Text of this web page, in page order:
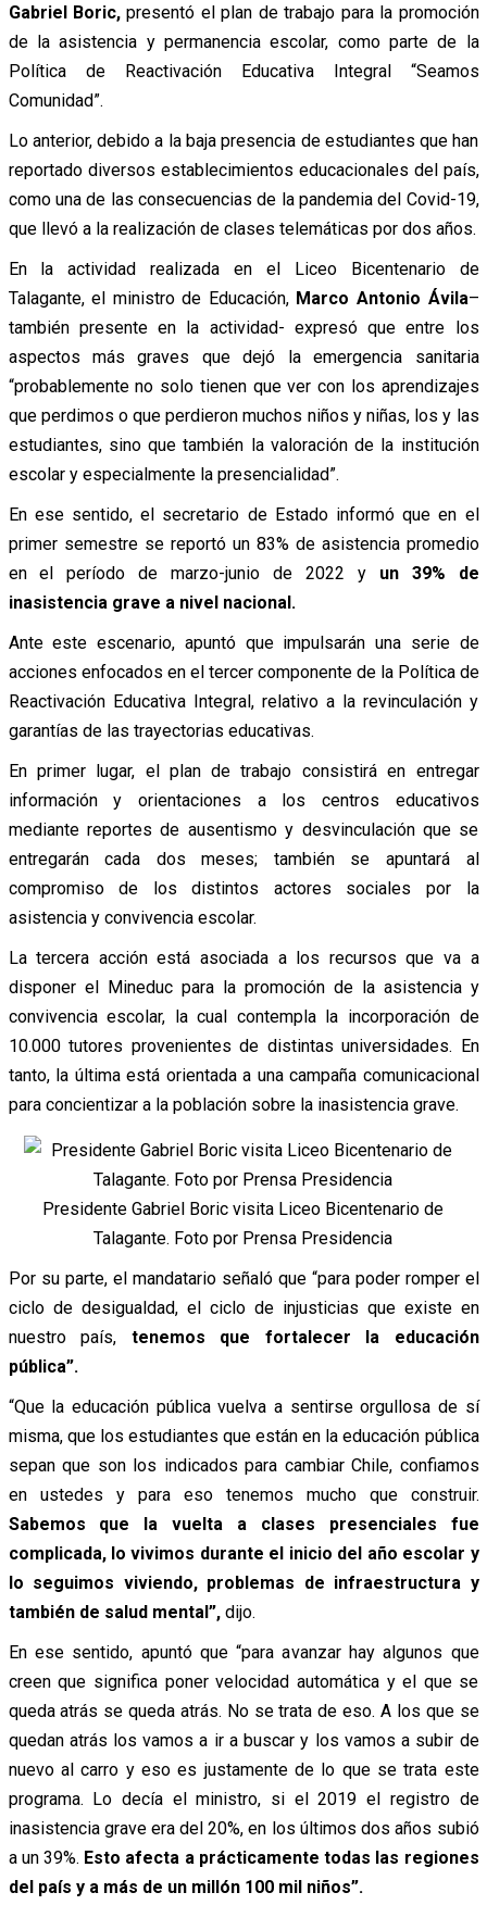
Gabriel Boric,presentó el plan de trabajo para la promoción
de la asistencia y permanencia escolar, como parte de la
Política de Reactivación Educativa Integral “Seamos
Comunidad”.
Lo anterior, debido a la baja presencia de estudiantes que han
reportado diversos establecimientos educacionales del país,
como una de las consecuencias de la pandemia del Covid-19,
que llevó a la realización de clases telemáticas por dos años.
En la actividad realizada en el Liceo Bicentenario de
Talagante, el ministro de Educación, Marco Antonio Ávila–
también presente en la actividad- expresó que entre los
aspectos más graves que dejó la emergencia sanitaria
“probablemente no solo tienen que ver con los aprendizajes
que perdimos o que perdieron muchos niños y niñas, los y las
estudiantes, sino que también la valoración de la institución
escolar y especialmente la presencialidad”.
En ese sentido, el secretario de Estado informó que en el
primer semestre se reportó un 83% de asistencia promedio
en el período de marzo-junio de 2022 y un 39% de
inasistencia grave a nivel nacional.
Ante este escenario, apuntó que impulsarán una serie de
acciones enfocados en el tercer componente de la Política de
Reactivación Educativa Integral, relativo a la revinculación y
garantías de las trayectorias educativas.
En primer lugar, el plan de trabajo consistirá en entregar
información y orientaciones a los centros educativos
mediante reportes de ausentismo y desvinculación que se
entregarán cada dos meses; también se apuntará al
compromiso de los distintos actores sociales por la
asistencia y convivencia escolar.
La tercera acción está asociada a los recursos que va a
disponer el Mineduc para la promoción de la asistencia y
convivencia escolar, la cual contempla la incorporación de
10.000 tutores provenientes de distintas universidades. En
tanto, la última está orientada a una campaña comunicacional
para concientizar a la población sobre la inasistencia grave.
Presidente Gabriel Boric visita Liceo Bicentenario de
Talagante. Foto por Prensa Presidencia
Por su parte, el mandatario señaló que “para poder romper el
ciclo de desigualdad, el ciclo de injusticias que existe en
nuestro país, tenemos que fortalecer la educación
pública”.
“Que la educación pública vuelva a sentirse orgullosa de sí
misma, que los estudiantes que están en la educación pública
sepan que son los indicados para cambiar Chile, confiamos
en ustedes y para eso tenemos mucho que construir.
Sabemos que la vuelta a clases presenciales fue
complicada, lo vivimos durante el inicio del año escolar y
lo seguimos viviendo, problemas de infraestructura y
también de salud mental”,dijo.
En ese sentido, apuntó que “para avanzar hay algunos que
creen que significa poner velocidad automática y el que se
queda atrás se queda atrás. No se trata de eso. A los que se
quedan atrás los vamos a ir a buscar y los vamos a subir de
nuevo al carro y eso es justamente de lo que se trata este
programa. Lo decía el ministro, si el 2019 el registro de
inasistencia grave era del 20%, en los últimos dos años subió
a un 39%. Esto afecta a prácticamente todas las regiones
del país y a más de un millón 100 mil niños”.